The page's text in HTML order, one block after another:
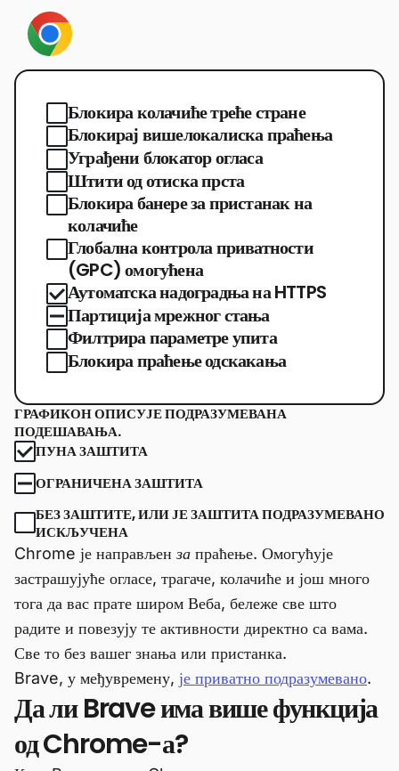
Блокира колачиће треће стране
Блокирај вишелокалиска праћења
Уграђени блокатор огласа
Штити од отиска прста
Блокира банере за пристанак на
колачиће
Глобална контрола приватности
(GPC) омогућена
Аутоматска надоградња на HTTPS
Партиција мрежног стања
Филтрира параметре упита
Блокира праћење одскакања
ГРАФИКОН ОПИСУЈЕ ПОДРАЗУМЕВАНА
ПОДЕШАВАЊА.
ПУНА ЗАШТИТА
ОГРАНИЧЕНА ЗАШТИТА
БЕЗ ЗАШТИТЕ, ИЛИ ЈЕ ЗАШТИТА ПОДРАЗУМЕВАНО
ИСКЉУЧЕНА
Chrome је направљенза праћење. Омогућује
застрашујуће огласе, трагаче, колачиће и још много
тога да вас прате широм Веба, бележе све што
радите и повезују те активности директно са вама.
Све то без вашег знања или пристанка.
Brave, у међувремену, је приватно подразумевано.
Да ли Brave има више функција
од Chrome-а?